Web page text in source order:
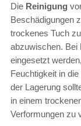
Die Reinigung
Beschädigungen
trockenes Tuch
abzuwischen. Bei
eingesetzt
Feuchtigkeit in
der Lagerung
in einem
Verformungen zu